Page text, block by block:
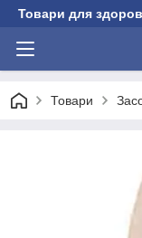
Товари для
Товари